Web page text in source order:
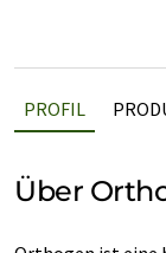
PROFIL
Über